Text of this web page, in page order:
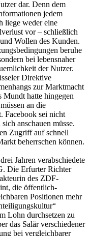
dar. Denn dem
jedem
liege weder eine
vor – schließlich
Wollen des Kunden.
beruhe
bei lebensnaher
der Nutzer.
Direktive
zur Marktmacht
Mundt hatte hingegen
an die
Facebook sei nicht
anschauen müsse.
Zugriff auf schnell
beherrschen können.
Jahren verabschiedete
Die Erfurter Richter
des ZDF-
die öffentlich-
Positionen mehr
Lohn durchsetzen zu
das Salär verschiedener
bei vergleichbarer